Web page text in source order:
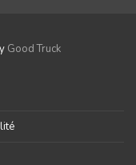
Good Truck